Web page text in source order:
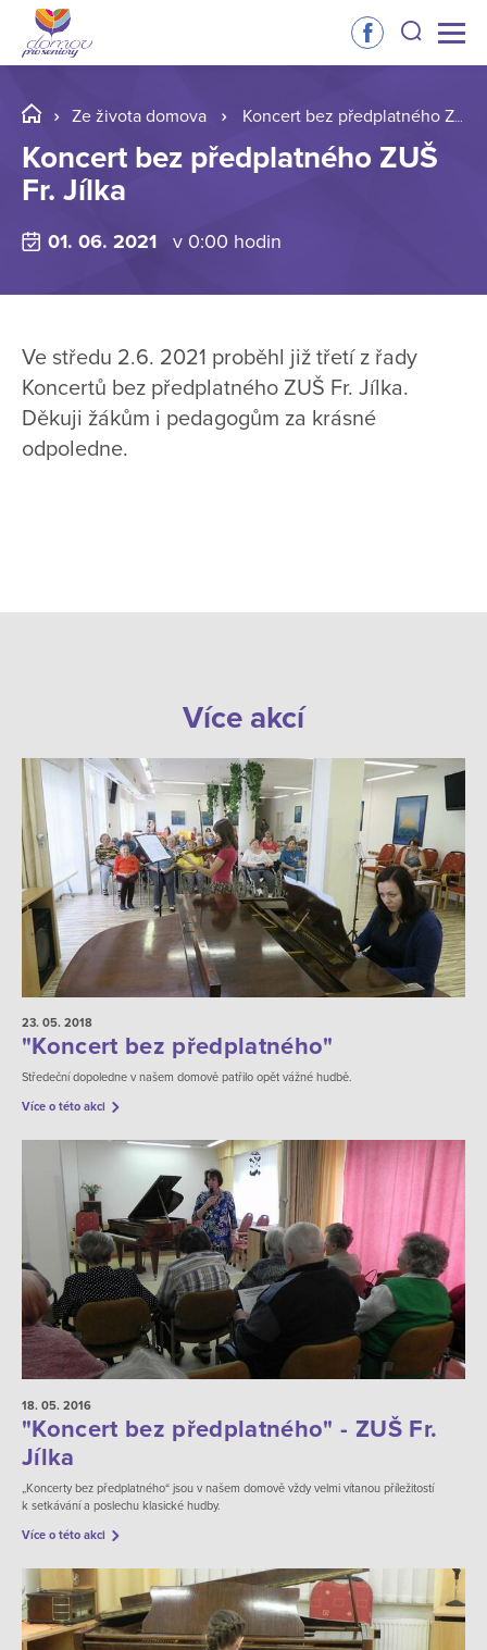
Ze života domova Koncert bez předplatného ZUŠ Fr. Jílka
Koncert bez předplatného ZUŠ
Fr. Jílka
01. 06. 2021 v 0:00 hodin
Ve středu 2.6. 2021 proběhl již třetí z řady
Koncertů bez předplatného ZUŠ Fr. Jílka.
Děkuji žákům i pedagogům za krásné
odpoledne.
Více akcí
23. 05. 2018
"Koncert bez předplatného"
Středeční dopoledne v našem domově patřilo opět vážné hudbě.
Více o této akci
18. 05. 2016
"Koncert bez předplatného" - ZUŠ Fr.
Jílka
„Koncerty bez předplatného“ jsou v našem domově vždy velmi vítanou příležitostí
k setkávání a poslechu klasické hudby.
Více o této akci